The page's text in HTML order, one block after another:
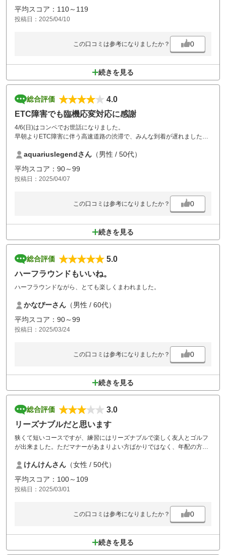
付きで1万円位でプレイできるのが気に入ってます。
お食事も美味しいですし、お風呂も綺麗にお掃除されていて、良いお湯
加減も嬉しいです。
平均スコア：110～119
投稿日：2025/04/10
この口コミは参考になりましたか？ 0
続きを見る
総合評価
4.0
ETC障害でも臨機応変対応に感謝
4/6(日)はコンペでお世話になりました。
早朝よりETC障害に伴う高速道路の渋滞で、みんな到着が遅れましたが
いつもスタッフの気持ち良い対応に感謝です。
また利用させて頂きます。
aquariuslegendさん （男性 / 50代）
平均スコア：90～99
投稿日：2025/04/07
この口コミは参考になりましたか？ 0
続きを見る
総合評価
5.0
ハーフラウンドもいいね。
ハーフラウンドながら、とても楽しくまわれました。
かなぴーさん （男性 / 60代）
平均スコア：90～99
投稿日：2025/03/24
この口コミは参考になりましたか？ 0
続きを見る
総合評価
3.0
リーズナブルだと思います
狭くて短いコースですが、練習にはリーズナブルで楽しく友人とゴルフ
が出来ました。ただマナーがあまりよい方ばかりではなく、年配の方が
けんけんさん （女性 / 50代）
平均スコア：100～109
投稿日：2025/03/01
この口コミは参考になりましたか？ 0
続きを見る